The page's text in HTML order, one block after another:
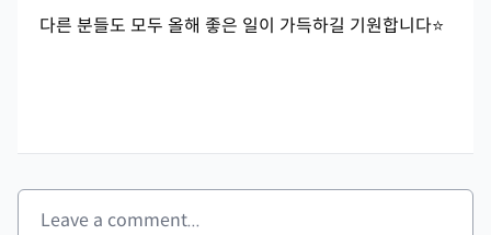
다른 분들도 모두 올해 좋은 일이 가득하길 기원합니다⭐